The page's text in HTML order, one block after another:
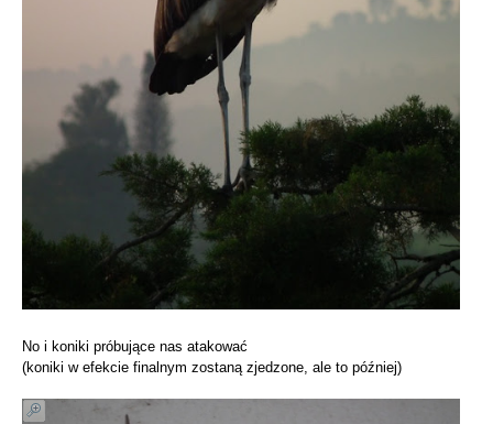
No i koniki próbujące nas atakować
(koniki w efekcie finalnym zostaną zjedzone, ale to później)